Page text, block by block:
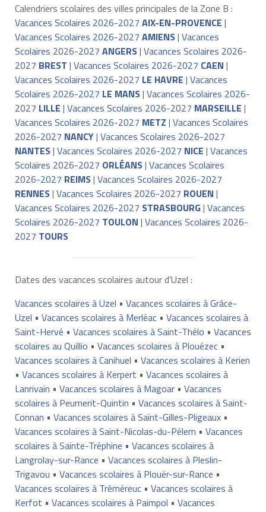
Calendriers scolaires des villes principales de la Zone B :
Vacances Scolaires 2026-2027 AIX-EN-PROVENCE |
Vacances Scolaires 2026-2027 AMIENS| Vacances
Scolaires 2026-2027 ANGERS| Vacances Scolaires 2026-
2027 BREST | Vacances Scolaires 2026-2027 CAEN |
Vacances Scolaires 2026-2027 LE HAVRE | Vacances
Scolaires 2026-2027 LE MANS| Vacances Scolaires 2026-
2027 LILLE | Vacances Scolaires 2026-2027 MARSEILLE |
Vacances Scolaires 2026-2027 METZ | Vacances Scolaires
2026-2027 NANCY| Vacances Scolaires 2026-2027
NANTES| Vacances Scolaires 2026-2027 NICE | Vacances
Scolaires 2026-2027 ORLÉANS| Vacances Scolaires
2026-2027 REIMS| Vacances Scolaires 2026-2027
RENNES| Vacances Scolaires 2026-2027 ROUEN |
Vacances Scolaires 2026-2027 STRASBOURG| Vacances
Scolaires 2026-2027 TOULON | Vacances Scolaires 2026-
2027 TOURS
Dates des vacances scolaires autour d'Uzel :
Vacances scolaires à Uzel • Vacances scolaires à Grâce-
Uzel • Vacances scolaires à Merléac• Vacances scolaires à
Saint-Hervé • Vacances scolaires à Saint-Thélo • Vacances
scolaires au Quillio • Vacances scolaires à Plouézec•
Vacances scolaires à Canihuel • Vacances scolaires à Kerien
• Vacances scolaires à Kerpert • Vacances scolaires à
Lanrivain • Vacances scolaires à Magoar• Vacances
scolaires à Peumerit-Quintin • Vacances scolaires à Saint-
Connan • Vacances scolaires à Saint-Gilles-Pligeaux•
Vacances scolaires à Saint-Nicolas-du-Pélem • Vacances
scolaires à Sainte-Tréphine • Vacances scolaires à
Langrolay-sur-Rance • Vacances scolaires à Pleslin-
Trigavou • Vacances scolaires à Plouër-sur-Rance •
Vacances scolaires à Tréméreuc• Vacances scolaires à
Kerfot • Vacances scolaires à Paimpol • Vacances